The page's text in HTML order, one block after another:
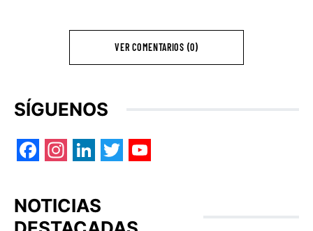
VER COMENTARIOS (0)
SÍGUENOS
NOTICIAS